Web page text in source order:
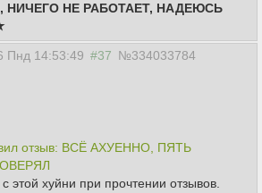
НИЧЕГО НЕ РАБОТАЕТ, НАДЕЮСЬ
Пнд 14:53:49 #37 №334033784
отзыв: ВСЁ АХУЕННО, ПЯТЬ
этой хуйни при прочтении отзывов.